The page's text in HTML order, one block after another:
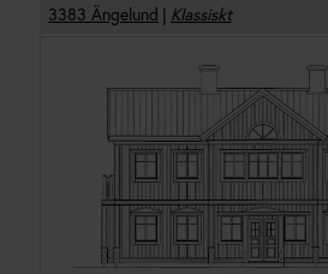
3383 Ängelund | Klassiskt